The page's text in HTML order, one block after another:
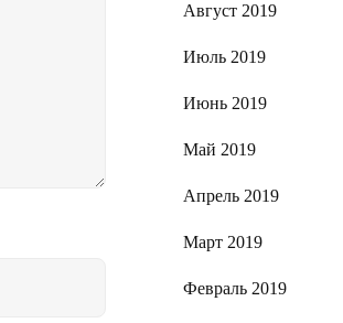
Август 2019
Июль 2019
Июнь 2019
Май 2019
Апрель 2019
Март 2019
Февраль 2019